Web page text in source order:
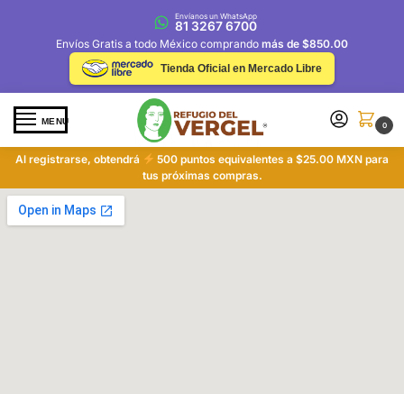
Envíanos un WhatsApp
81 3267 6700
Envíos Gratis a todo México comprando más de $850.00
Tienda Oficial en Mercado Libre
MENU 0
Al registrarse, obtendrá
500 puntos equivalentes a $25.00 MXN para
tus próximas compras.